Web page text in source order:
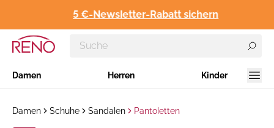
5 €-Newsletter-Rabatt sichern
Damen Herren Kinder
Damen Schuhe Sandalen Pantoletten